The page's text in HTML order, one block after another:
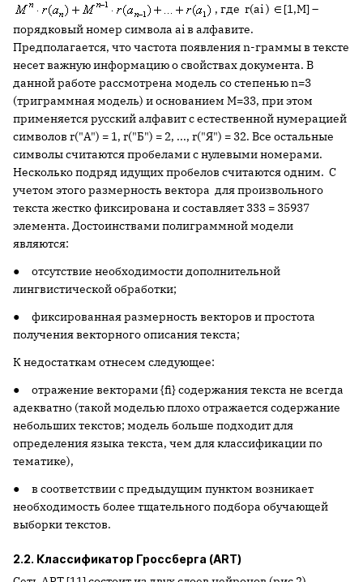
, где r(ai )
[1,M] –
порядковый номер символа ai в алфавите.
Предполагается, что частота появления n-граммы в тексте
несет важную информацию о свойствах документа. В
данной работе рассмотрена модель со степенью n=3
(триграммная модель) и основанием M=33, при этом
применяется русский алфавит с естественной нумерацией
символов r("А") = 1, r("Б") = 2, ..., r("Я") = 32. Все остальные
символы считаются пробелами с нулевыми номерами.
Несколько подряд идущих пробелов считаются одним. С
учетом этого размерность вектора для произвольного
текста жестко фиксирована и составляет 333 = 35937
элемента. Достоинствами полиграммной модели
являются:
● отсутствие необходимости дополнительной
лингвистической обработки;
● фиксированная размерность векторов и простота
получения векторного описания текста;
К недостаткам отнесем следующее:
● отражение векторами {fi} содержания текста не всегда
адекватно (такой моделью плохо отражается содержание
небольших текстов; модель больше подходит для
определения языка текста, чем для классификации по
тематике),
● в соответствии с предыдущим пунктом возникает
необходимость более тщательного подбора обучающей
выборки текстов.
2.2. Классификатор Гроссберга (ART)